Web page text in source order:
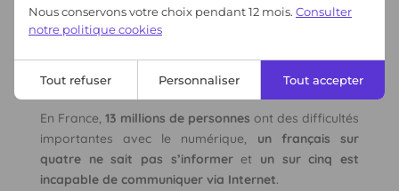
Nous conservons votre choix pendant 12 mois. Consulter
notre politique cookies
Tout refuser Personnaliser Tout accepter